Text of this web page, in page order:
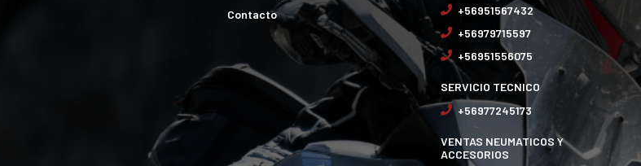
Contacto
+56951567432
+56979715597
+56951556075
SERVICIO TECNICO
+56977245173
VENTAS NEUMATICOS Y
ACCESORIOS